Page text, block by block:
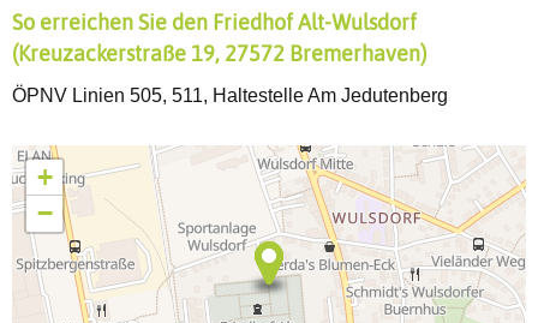
So erreichen Sie den Friedhof Alt-Wulsdorf
(Kreuzackerstraße 19, 27572 Bremerhaven)
ÖPNV Linien 505, 511, Haltestelle Am Jedutenberg
+
−